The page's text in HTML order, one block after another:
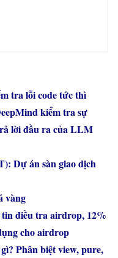
tra lỗi code tức thì
kiểm tra sự
lời đầu ra của LLM
Dự án sàn giao dịch
vàng
điều tra airdrop, 12%
cho airdrop
Phân biệt view, pure,